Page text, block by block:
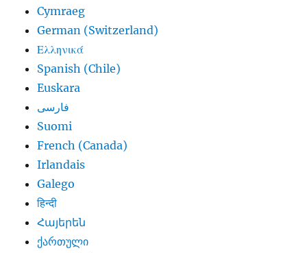
Cymraeg
German (Switzerland)
Ελληνικά
Spanish (Chile)
Euskara
فارسی
Suomi
French (Canada)
Irlandais
Galego
हिन्दी
Հայերեն
ქართული